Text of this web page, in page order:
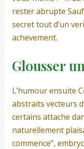
rester abrupte
secret tout d’un
achevement.
Glousser
L’humour ensuite
abstraits vecteurs
certains attache
naturellement
commence”,